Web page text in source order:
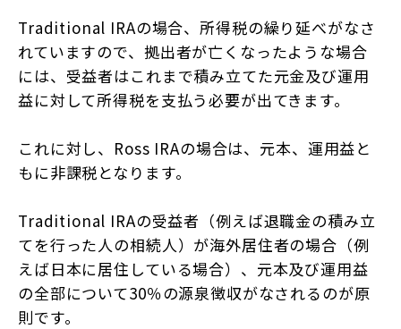
Traditional IRAの場合、所得税の繰り延べがなさ
れていますので、拠出者が亡くなったような場合
には、受益者はこれまで積み立てた元金及び運用
益に対して所得税を支払う必要が出てきます。
これに対し、Ross IRAの場合は、元本、運用益と
もに非課税となります。
Traditional IRAの受益者（例えば退職金の積み立
てを行った人の相続人）が海外居住者の場合（例
えば日本に居住している場合）、元本及び運用益
の全部について30％の源泉徴収がなされるのが原
則です。